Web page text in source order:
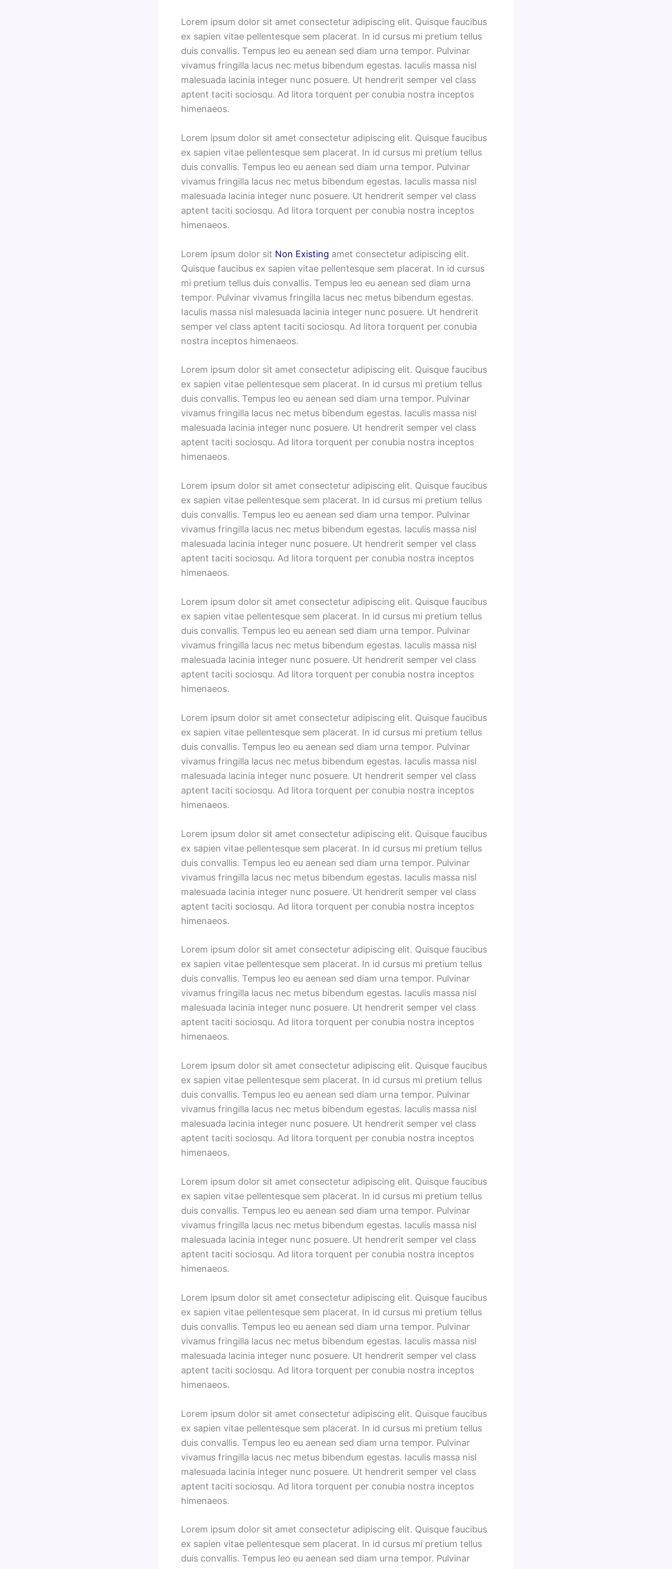
Lorem ipsum dolor sit amet consectetur adipiscing elit. Quisque faucibus
ex sapien vitae pellentesque sem placerat. In id cursus mi pretium tellus
duis convallis. Tempus leo eu aenean sed diam urna tempor. Pulvinar
vivamus fringilla lacus nec metus bibendum egestas. Iaculis massa nisl
malesuada lacinia integer nunc posuere. Ut hendrerit semper vel class
aptent taciti sociosqu. Ad litora torquent per conubia nostra inceptos
himenaeos.
Lorem ipsum dolor sit amet consectetur adipiscing elit. Quisque faucibus
ex sapien vitae pellentesque sem placerat. In id cursus mi pretium tellus
duis convallis. Tempus leo eu aenean sed diam urna tempor. Pulvinar
vivamus fringilla lacus nec metus bibendum egestas. Iaculis massa nisl
malesuada lacinia integer nunc posuere. Ut hendrerit semper vel class
aptent taciti sociosqu. Ad litora torquent per conubia nostra inceptos
himenaeos.
Lorem ipsum dolor sit Non Existing amet consectetur adipiscing elit.
Quisque faucibus ex sapien vitae pellentesque sem placerat. In id cursus
mi pretium tellus duis convallis. Tempus leo eu aenean sed diam urna
tempor. Pulvinar vivamus fringilla lacus nec metus bibendum egestas.
Iaculis massa nisl malesuada lacinia integer nunc posuere. Ut hendrerit
semper vel class aptent taciti sociosqu. Ad litora torquent per conubia
nostra inceptos himenaeos.
Lorem ipsum dolor sit amet consectetur adipiscing elit. Quisque faucibus
ex sapien vitae pellentesque sem placerat. In id cursus mi pretium tellus
duis convallis. Tempus leo eu aenean sed diam urna tempor. Pulvinar
vivamus fringilla lacus nec metus bibendum egestas. Iaculis massa nisl
malesuada lacinia integer nunc posuere. Ut hendrerit semper vel class
aptent taciti sociosqu. Ad litora torquent per conubia nostra inceptos
himenaeos.
Lorem ipsum dolor sit amet consectetur adipiscing elit. Quisque faucibus
ex sapien vitae pellentesque sem placerat. In id cursus mi pretium tellus
duis convallis. Tempus leo eu aenean sed diam urna tempor. Pulvinar
vivamus fringilla lacus nec metus bibendum egestas. Iaculis massa nisl
malesuada lacinia integer nunc posuere. Ut hendrerit semper vel class
aptent taciti sociosqu. Ad litora torquent per conubia nostra inceptos
himenaeos.
Lorem ipsum dolor sit amet consectetur adipiscing elit. Quisque faucibus
ex sapien vitae pellentesque sem placerat. In id cursus mi pretium tellus
duis convallis. Tempus leo eu aenean sed diam urna tempor. Pulvinar
vivamus fringilla lacus nec metus bibendum egestas. Iaculis massa nisl
malesuada lacinia integer nunc posuere. Ut hendrerit semper vel class
aptent taciti sociosqu. Ad litora torquent per conubia nostra inceptos
himenaeos.
Lorem ipsum dolor sit amet consectetur adipiscing elit. Quisque faucibus
ex sapien vitae pellentesque sem placerat. In id cursus mi pretium tellus
duis convallis. Tempus leo eu aenean sed diam urna tempor. Pulvinar
vivamus fringilla lacus nec metus bibendum egestas. Iaculis massa nisl
malesuada lacinia integer nunc posuere. Ut hendrerit semper vel class
aptent taciti sociosqu. Ad litora torquent per conubia nostra inceptos
himenaeos.
Lorem ipsum dolor sit amet consectetur adipiscing elit. Quisque faucibus
ex sapien vitae pellentesque sem placerat. In id cursus mi pretium tellus
duis convallis. Tempus leo eu aenean sed diam urna tempor. Pulvinar
vivamus fringilla lacus nec metus bibendum egestas. Iaculis massa nisl
malesuada lacinia integer nunc posuere. Ut hendrerit semper vel class
aptent taciti sociosqu. Ad litora torquent per conubia nostra inceptos
himenaeos.
Lorem ipsum dolor sit amet consectetur adipiscing elit. Quisque faucibus
ex sapien vitae pellentesque sem placerat. In id cursus mi pretium tellus
duis convallis. Tempus leo eu aenean sed diam urna tempor. Pulvinar
vivamus fringilla lacus nec metus bibendum egestas. Iaculis massa nisl
malesuada lacinia integer nunc posuere. Ut hendrerit semper vel class
aptent taciti sociosqu. Ad litora torquent per conubia nostra inceptos
himenaeos.
Lorem ipsum dolor sit amet consectetur adipiscing elit. Quisque faucibus
ex sapien vitae pellentesque sem placerat. In id cursus mi pretium tellus
duis convallis. Tempus leo eu aenean sed diam urna tempor. Pulvinar
vivamus fringilla lacus nec metus bibendum egestas. Iaculis massa nisl
malesuada lacinia integer nunc posuere. Ut hendrerit semper vel class
aptent taciti sociosqu. Ad litora torquent per conubia nostra inceptos
himenaeos.
Lorem ipsum dolor sit amet consectetur adipiscing elit. Quisque faucibus
ex sapien vitae pellentesque sem placerat. In id cursus mi pretium tellus
duis convallis. Tempus leo eu aenean sed diam urna tempor. Pulvinar
vivamus fringilla lacus nec metus bibendum egestas. Iaculis massa nisl
malesuada lacinia integer nunc posuere. Ut hendrerit semper vel class
aptent taciti sociosqu. Ad litora torquent per conubia nostra inceptos
himenaeos.
Lorem ipsum dolor sit amet consectetur adipiscing elit. Quisque faucibus
ex sapien vitae pellentesque sem placerat. In id cursus mi pretium tellus
duis convallis. Tempus leo eu aenean sed diam urna tempor. Pulvinar
vivamus fringilla lacus nec metus bibendum egestas. Iaculis massa nisl
malesuada lacinia integer nunc posuere. Ut hendrerit semper vel class
aptent taciti sociosqu. Ad litora torquent per conubia nostra inceptos
himenaeos.
Lorem ipsum dolor sit amet consectetur adipiscing elit. Quisque faucibus
ex sapien vitae pellentesque sem placerat. In id cursus mi pretium tellus
duis convallis. Tempus leo eu aenean sed diam urna tempor. Pulvinar
vivamus fringilla lacus nec metus bibendum egestas. Iaculis massa nisl
malesuada lacinia integer nunc posuere. Ut hendrerit semper vel class
aptent taciti sociosqu. Ad litora torquent per conubia nostra inceptos
himenaeos.
Lorem ipsum dolor sit amet consectetur adipiscing elit. Quisque faucibus
ex sapien vitae pellentesque sem placerat. In id cursus mi pretium tellus
duis convallis. Tempus leo eu aenean sed diam urna tempor. Pulvinar